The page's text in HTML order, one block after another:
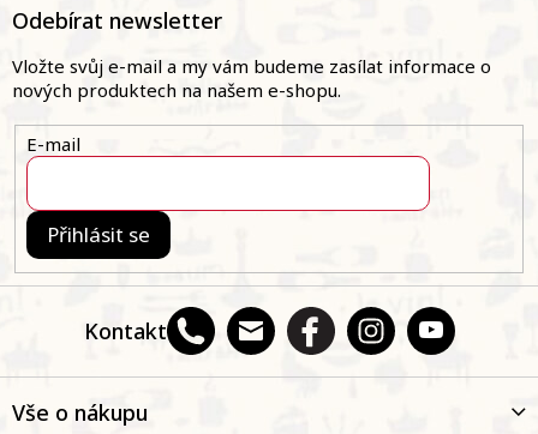
a
Kontakt
Odebírat newsletter
Vložte svůj e-mail a my vám budeme zasílat informace o
nových produktech na našem e-shopu.
E-mail
Přihlásit se
Vše o nákupu